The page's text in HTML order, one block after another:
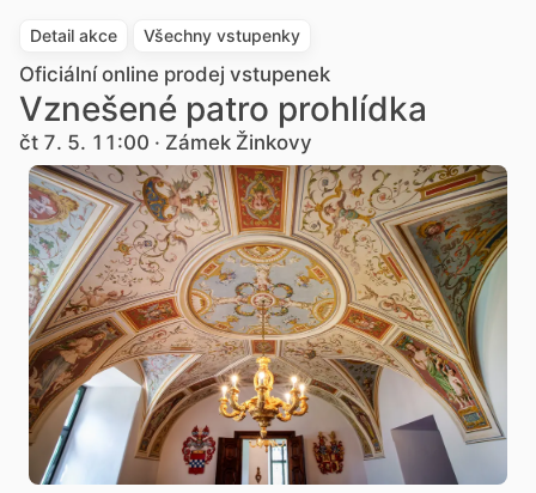
Detail akce Všechny vstupenky
Oficiální online prodej vstupenek
Vznešené patro prohlídka
čt 7. 5. 11:00 · Zámek Žinkovy